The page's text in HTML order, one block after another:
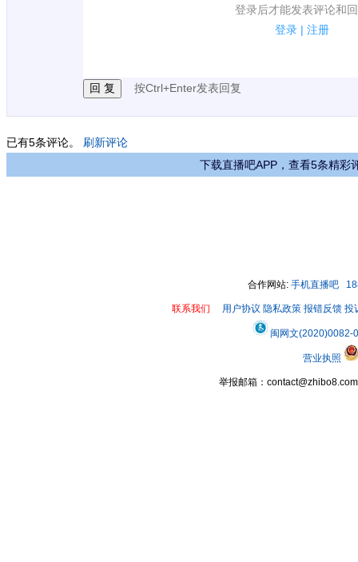
登录后才能发表评论和
登录 | 注册
1.电脑端新用户可以发表评论了！
按Ctrl+Enter发表回复
已有5条评论。 刷新评论
下载直播吧APP，查看5条精彩
合作网站: 手机直播吧
联系我们 用户协议 隐私政策 报错反馈 投
闽网文(2020)0082-
营业执照
举报邮箱：